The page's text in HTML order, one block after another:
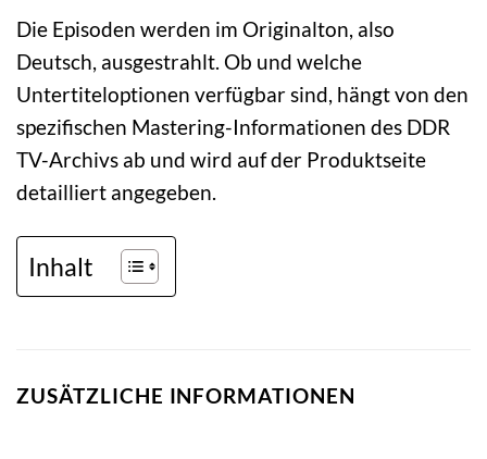
Die Episoden werden im Originalton, also
Deutsch, ausgestrahlt. Ob und welche
Untertiteloptionen verfügbar sind, hängt von den
spezifischen Mastering-Informationen des DDR
TV-Archivs ab und wird auf der Produktseite
detailliert angegeben.
Inhalt
ZUSÄTZLICHE INFORMATIONEN